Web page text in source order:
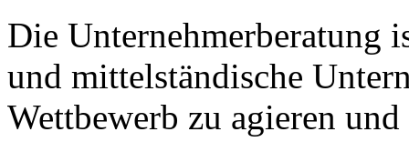
Die Unternehmerberatung
und mittelständische
Wettbewerb zu agieren